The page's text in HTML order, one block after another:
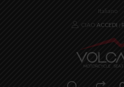
Italiano
CIAO ACCEDI |